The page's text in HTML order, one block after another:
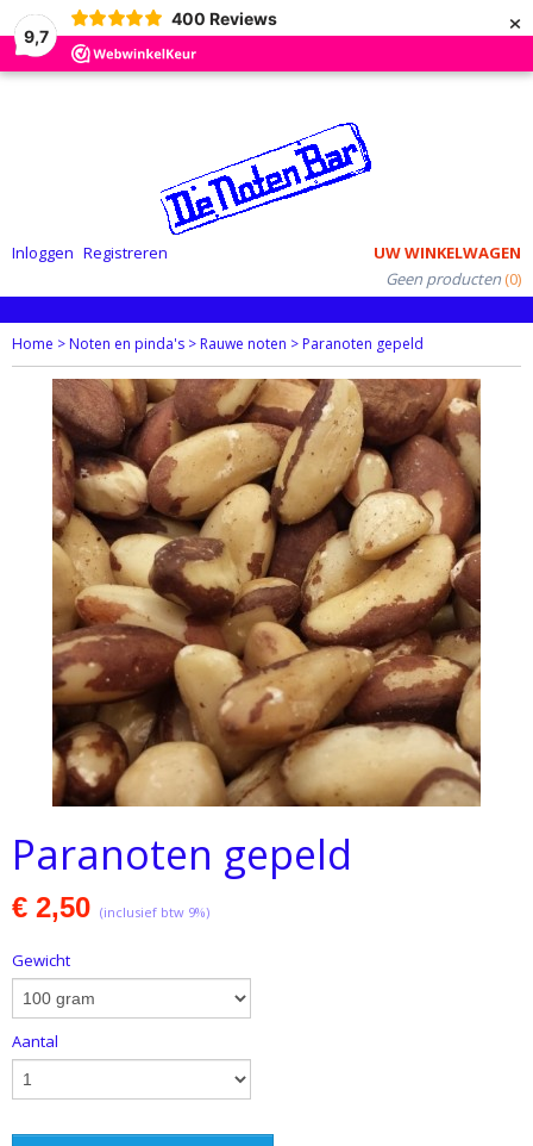
9,7
400 Reviews ×
Inloggen Registreren
UW WINKELWAGEN
Geen producten (0)
Home >Noten en pinda's >Rauwe noten >Paranoten gepeld
Paranoten gepeld
€ 2,50 (inclusief btw 9%)
Gewicht
Aantal